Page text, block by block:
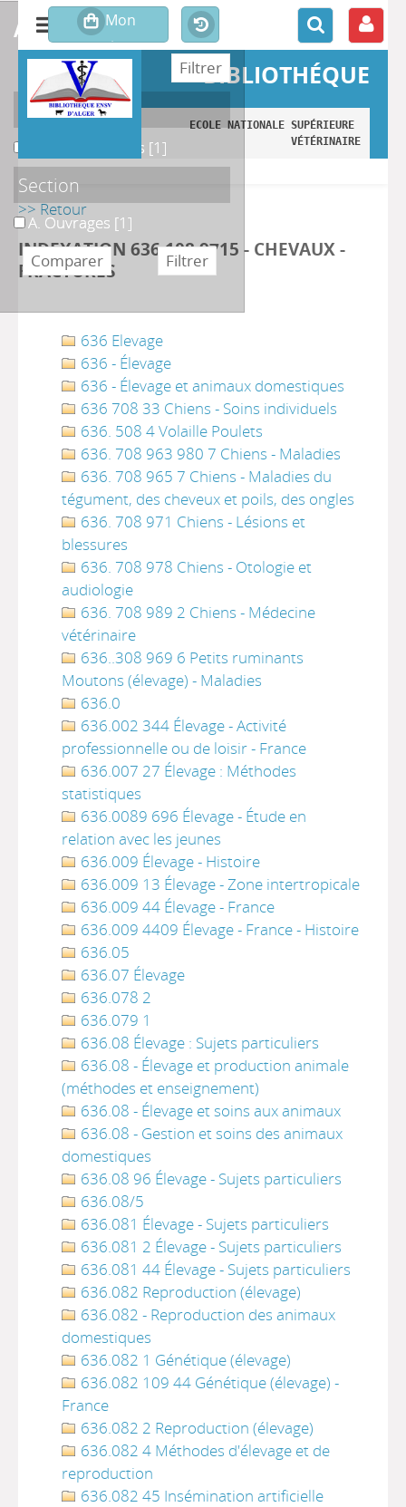
BIBLIOTHÉQUE
ECOLE NATIONALE SUPÉRIEURE
VÉTÉRINAIRE
>> Retour
INDEXATION 636.108 9715 - CHEVAUX -
FRACTURES
636 Elevage
636 - Élevage
636 - Élevage et animaux domestiques
636 708 33 Chiens - Soins individuels
636. 508 4 Volaille Poulets
636. 708 963 980 7 Chiens - Maladies
636. 708 965 7 Chiens - Maladies du
tégument, des cheveux et poils, des ongles
636. 708 971 Chiens - Lésions et
blessures
636. 708 978 Chiens - Otologie et
audiologie
636. 708 989 2 Chiens - Médecine
vétérinaire
636..308 969 6 Petits ruminants
Moutons (élevage) - Maladies
636.0
636.002 344 Élevage - Activité
professionnelle ou de loisir - France
636.007 27 Élevage : Méthodes
statistiques
636.0089 696 Élevage - Étude en
relation avec les jeunes
636.009 Élevage - Histoire
636.009 13 Élevage - Zone intertropicale
636.009 44 Élevage - France
636.009 4409 Élevage - France - Histoire
636.05
636.07 Élevage
636.078 2
636.079 1
636.08 Élevage : Sujets particuliers
636.08 - Élevage et production animale
(méthodes et enseignement)
636.08 - Élevage et soins aux animaux
636.08 - Gestion et soins des animaux
domestiques
636.08 96 Élevage - Sujets particuliers
636.08/5
636.081 Élevage - Sujets particuliers
636.081 2 Élevage - Sujets particuliers
636.081 44 Élevage - Sujets particuliers
636.082 Reproduction (élevage)
636.082 - Reproduction des animaux
domestiques
636.082 1 Génétique (élevage)
636.082 109 44 Génétique (élevage) -
France
636.082 2 Reproduction (élevage)
636.082 4 Méthodes d'élevage et de
reproduction
636.082 45 Insémination artificielle
affiner ou comparer
Localisation
A. Monographies
A. Monographies [1]
Section
A. Ouvrages
A. Ouvrages [1]